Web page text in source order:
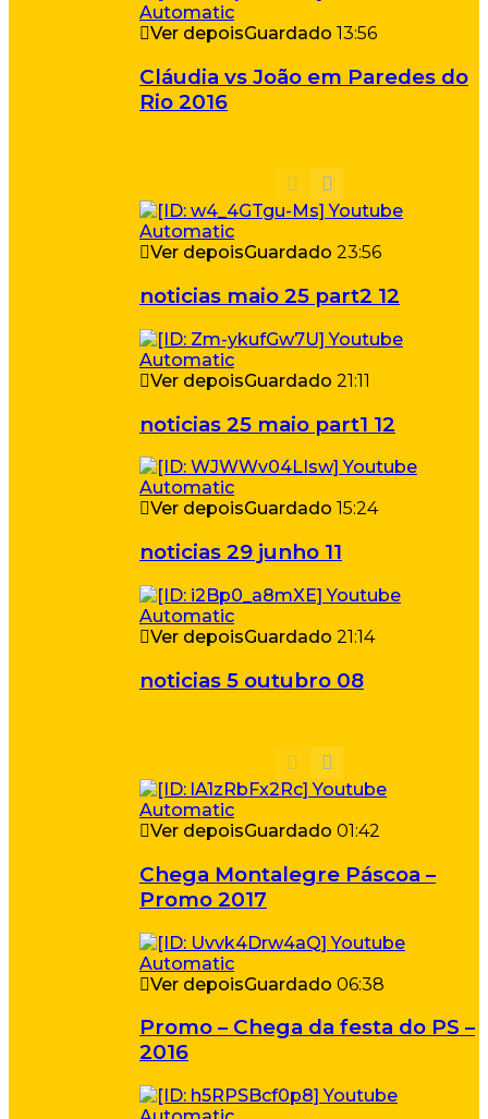
Ver depoisGuardado 13:56
Cláudia vs João em Paredes do
Rio 2016
Ver depoisGuardado 23:56
noticias maio 25 part2 12
Ver depoisGuardado 21:11
noticias 25 maio part1 12
Ver depoisGuardado 15:24
noticias 29 junho 11
Ver depoisGuardado 21:14
noticias 5 outubro 08
Ver depoisGuardado 01:42
Chega Montalegre Páscoa –
Promo 2017
Ver depoisGuardado 06:38
Promo – Chega da festa do PS –
2016